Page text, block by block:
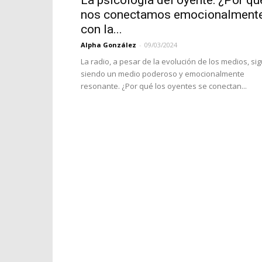
nos conectamos
con la...
Alpha González - 09/03/2024
La radio, a pesar de la evolución de los medios,
siendo un medio poderoso y emocionalmente
resonante. ¿Por qué los oyentes se conectan...